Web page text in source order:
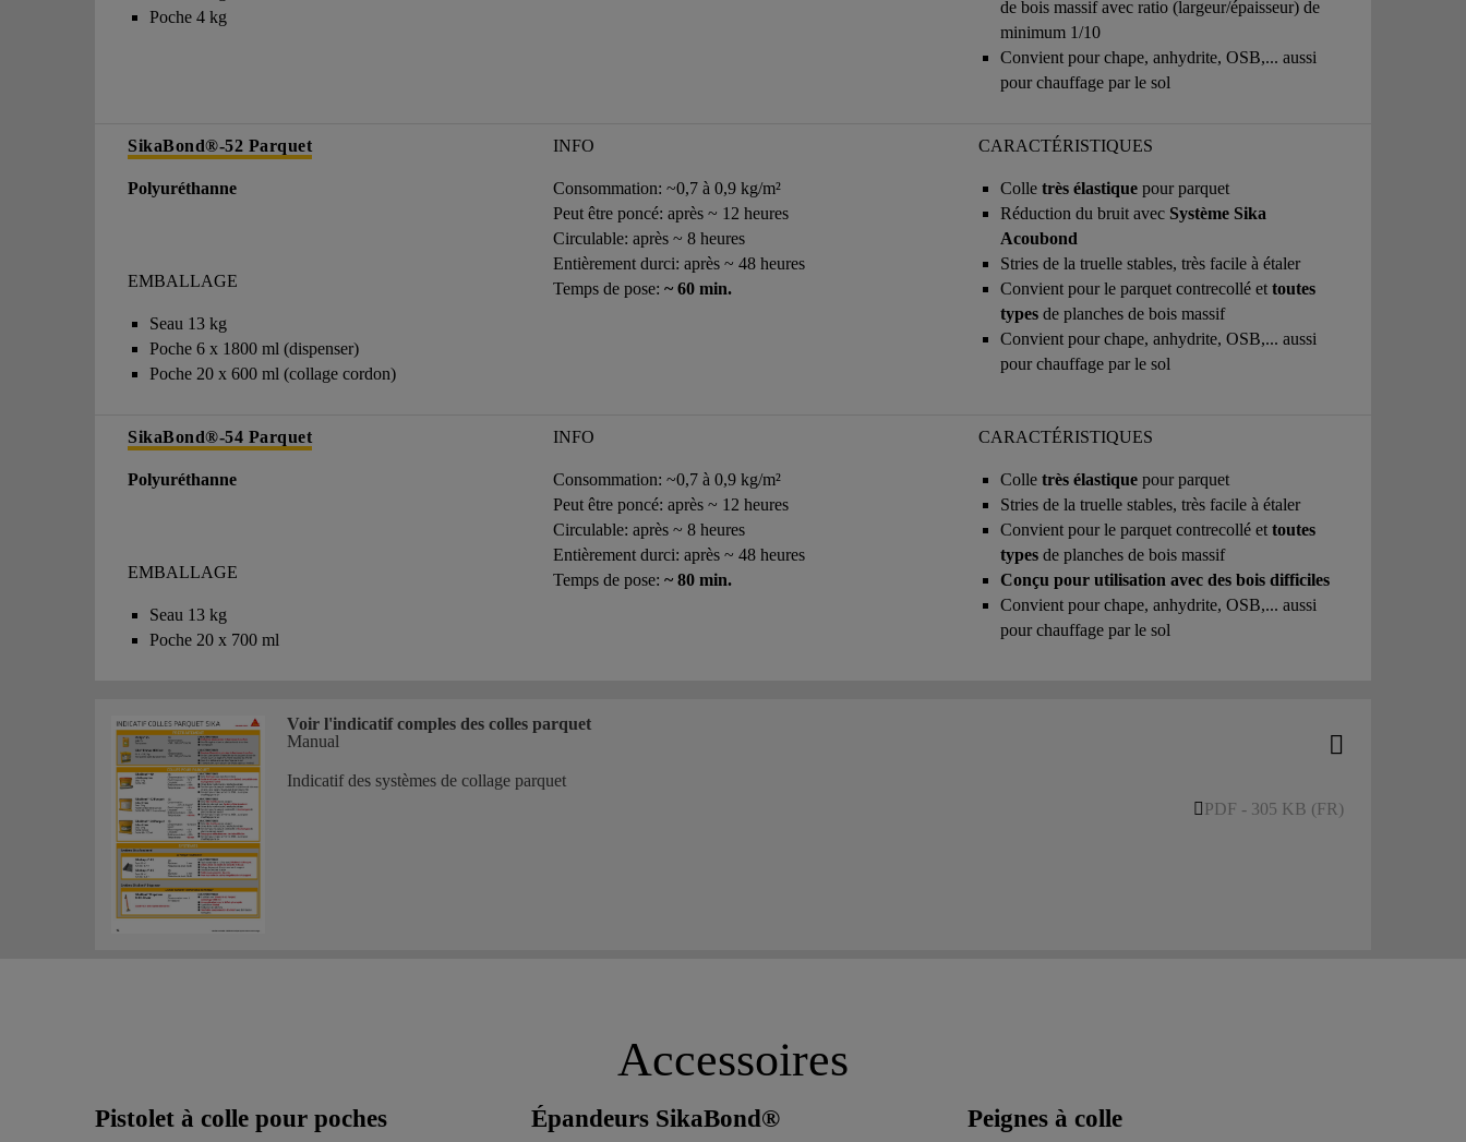
Poche 4 kg
de bois massif avec ratio (largeur/épaisseur) de
minimum 1/10
Convient pour chape, anhydrite, OSB,... aussi
pour chauffage par le sol
SikaBond®-52 Parquet
Polyuréthanne
EMBALLAGE
Seau 13 kg
Poche 6 x 1800 ml (dispenser)
Poche 20 x 600 ml (collage cordon)
INFO
Consommation: ~0,7 à 0,9 kg/m²
Peut être poncé: après ~ 12 heures
Circulable: après ~ 8 heures
Entièrement durci: après ~ 48 heures
Temps de pose: ~ 60 min.
CARACTÉRISTIQUES
Colle très élastique pour parquet
Réduction du bruit avec Système Sika
Acoubond
Stries de la truelle stables, très facile à étaler
Convient pour le parquet contrecollé et toutes
types de planches de bois massif
Convient pour chape, anhydrite, OSB,... aussi
pour chauffage par le sol
SikaBond®-54 Parquet
Polyuréthanne
EMBALLAGE
Seau 13 kg
Poche 20 x 700 ml
INFO
Consommation: ~0,7 à 0,9 kg/m²
Peut être poncé: après ~ 12 heures
Circulable: après ~ 8 heures
Entièrement durci: après ~ 48 heures
Temps de pose: ~ 80 min.
CARACTÉRISTIQUES
Colle très élastique pour parquet
Stries de la truelle stables, très facile à étaler
Convient pour le parquet contrecollé et toutes
types de planches de bois massif
Conçu pour utilisation avec des bois difficiles
Convient pour chape, anhydrite, OSB,... aussi
pour chauffage par le sol
Voir l'indicatif comples des colles parquet
Manual
Indicatif des systèmes de collage parquet
PDF - 305 KB (FR)
Accessoires
Pistolet à colle pour poches Épandeurs SikaBond® Peignes à colle